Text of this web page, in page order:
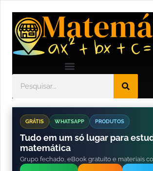
GRÁTIS WHATSAPP PRODUTOS
Tudo em um só lugar para
matemática
Grupo fechado, eBook gratuito e materiais